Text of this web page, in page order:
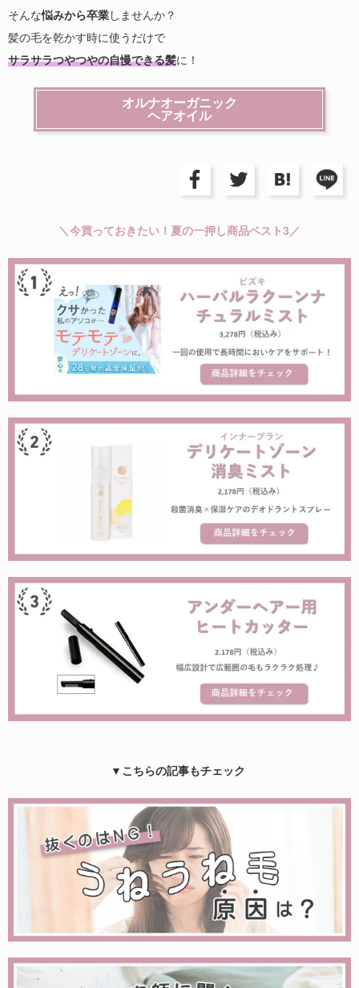
そんな悩みから卒業しませんか？
髪の毛を乾かす時に使うだけで
サラサラつやつやの自慢できる髪に！
オルナオーガニック
ヘアオイル
＼今買っておきたい！夏の一押し商品ベスト3／
▼こちらの記事もチェック